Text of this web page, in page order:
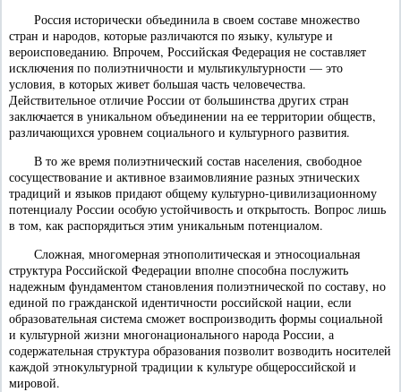
Россия исторически объединила в своем составе множество
стран и народов, которые различаются по языку, культуре и
вероисповеданию. Впрочем, Российская Федерация не составляет
исключения по полиэтничности и мультикультурности — это
условия, в которых живет большая часть человечества.
Действительное отличие России от большинства других стран
заключается в уникальном объединении на ее территории обществ,
различающихся уровнем социального и культурного развития.
В то же время полиэтнический состав населения, свободное
сосуществование и активное взаимовлияние разных этнических
традиций и языков придают общему культурно-цивилизационному
потенциалу России особую устойчивость и открытость. Вопрос лишь
в том, как распорядиться этим уникальным потенциалом.
Сложная, многомерная этнополитическая и этносоциальная
структура Российской Федерации вполне способна послужить
надежным фундаментом становления полиэтнической по составу, но
единой по гражданской идентичности российской нации, если
образовательная система сможет воспроизводить формы социальной
и культурной жизни многонационального народа России, а
содержательная структура образования позволит возводить носителей
каждой этнокультурной традиции к культуре общероссийской и
мировой.